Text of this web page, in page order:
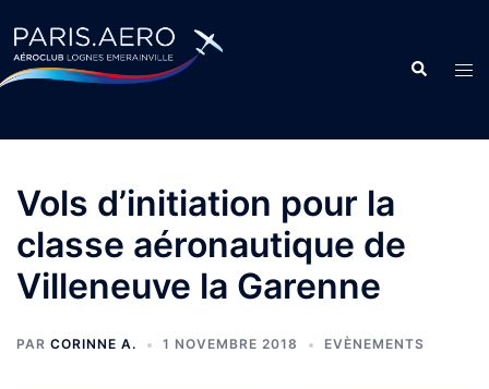
Vols d’initiation pour la
classe aéronautique de
Villeneuve la Garenne
PAR CORINNE A. 1 NOVEMBRE 2018 EVÈNEMENTS